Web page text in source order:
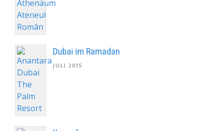
Dubai im Ramadan
JULI 2015